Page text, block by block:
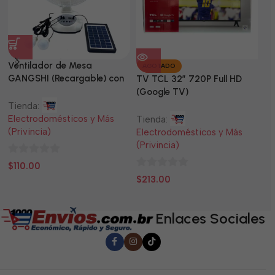
Ventilador de Mesa
GANGSHI (Recargable) con
Tienda:
Electrodomésticos y Más
(Privincia)
0
$110.00
AGOTADO
TV TCL 32” 720P Full HD
(Google TV)
Tienda:
Electrodomésticos y Más
(Privincia)
0
$213.00
Enlaces Sociales